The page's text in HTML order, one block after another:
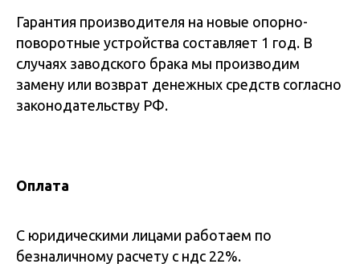
Гарантия производителя на новые опорно-
поворотные устройства составляет 1 год. В
случаях заводского брака мы производим
замену или возврат денежных средств согласно
законодательству РФ.
Оплата
С юридическими лицами работаем по
безналичному расчету с ндс 22%.